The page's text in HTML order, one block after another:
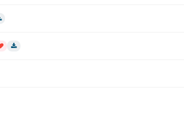
인기글